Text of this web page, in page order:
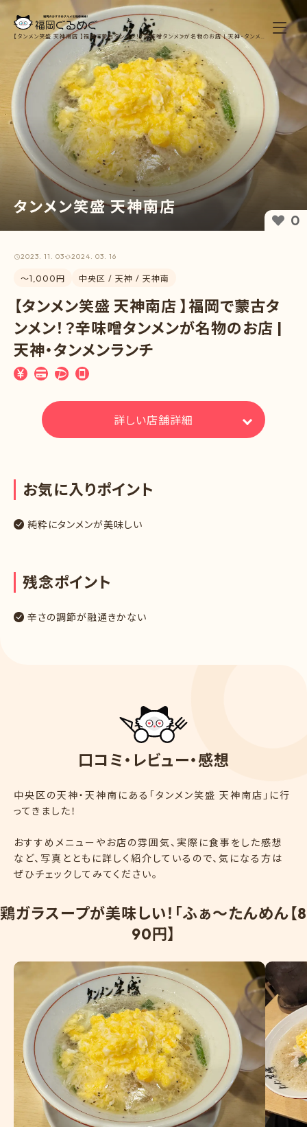
【タンメン笑盛 天神南店 】福岡で蒙古タンメン！？辛味噌タンメンが名物のお店 | 天神・タンメ
ンランチ【福岡ぐるめぐ】
タンメン笑盛 天神南店
0
2023. 11. 03 2024. 03. 16
〜1,000円 中央区 / 天神 / 天神南
【タンメン笑盛 天神南店 】福岡で蒙古タ
ンメン！？辛味噌タンメンが名物のお店 |
天神・タンメンランチ
詳しい店舗詳細
お気に入りポイント
純粋にタンメンが美味しい
残念ポイント
辛さの調節が融通きかない
口コ ミ ・ レビュー・感想
中央区の天神・天神南にある「タンメン笑盛 天神南店」に行
ってきました！
おすすめメニューやお店の雰囲気、実際に食事をした感想
など、写真とともに詳しく紹介しているので、気になる方は
ぜひチェックしてみてください。
鶏ガラスープが美味しい！ 「ふぁ〜たんめん 【8
90円】